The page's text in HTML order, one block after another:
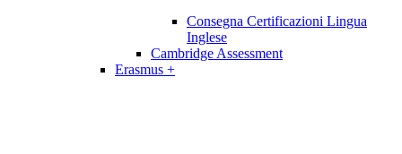
Consegna Certificazioni Lingua
Inglese
Cambridge Assessment
Erasmus +